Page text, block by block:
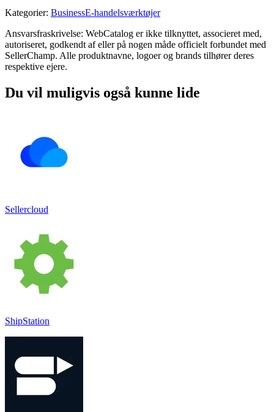
Kategorier: BusinessE-handelsværktøjer
Ansvarsfraskrivelse: WebCatalog er ikke tilknyttet, associeret med,
autoriseret, godkendt af eller på nogen måde officielt forbundet med
SellerChamp. Alle produktnavne, logoer og brands tilhører deres
respektive ejere.
Du vil muligvis også kunne lide
Sellercloud
ShipStation